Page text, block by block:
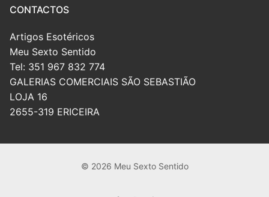
CONTACTOS
Artigos Esotéricos
Meu Sexto Sentido
Tel: 351 967 832 774
GALERIAS COMERCIAIS SÃO SEBASTIÃO
LOJA 16
2655-319 ERICEIRA
© 2026 Meu Sexto Sentido